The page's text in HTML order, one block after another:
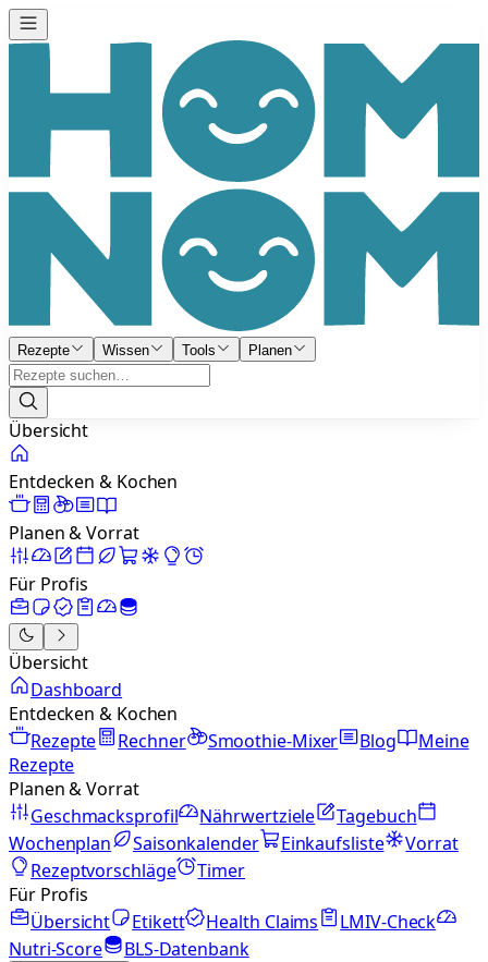
Rezepte Wissen Tools Planen
Übersicht
Entdecken & Kochen
Planen & Vorrat
Für Profis
Übersicht
Dashboard
Entdecken & Kochen
Rezepte
Rechner Smoothie-Mixer Blog
Meine
Rezepte
Planen & Vorrat
Geschmacksprofil
Nährwertziele
Tagebuch
Wochenplan
Saisonkalender Einkaufsliste
Vorrat
Rezeptvorschläge
Timer
Für Profis
Übersicht
Etikett Health Claims
LMIV-Check
Nutri-Score
BLS-Datenbank